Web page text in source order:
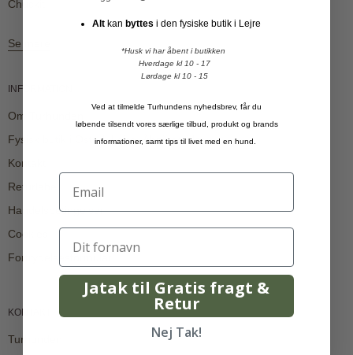
Chuckit
Se mere
INFORMATION
Om Turhunden
Fysisk butik i Osted, Lejre, Åbningstider
Kontakt
Returlabel
Handelsbetingelser
Cookies
Fortrydelsesformular
KONTAKT
Turhunden
Alt kan byttes i den fysiske butik i Lejre
*Husk vi har åbent i butikken
Hverdage kl 10 - 17
Lørdage kl 10 - 15
Ved at tilmelde Turhundens nyhedsbrev, får du
løbende tilsendt vores særlige tilbud, produkt og brands
informationer, samt tips til livet med en hund.
Jatak til Gratis fragt &
Retur
Nej Tak!